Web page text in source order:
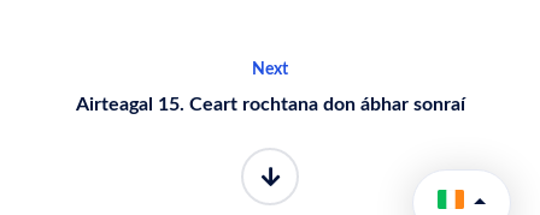
Next
Airteagal 15. Ceart rochtana don ábhar sonraí